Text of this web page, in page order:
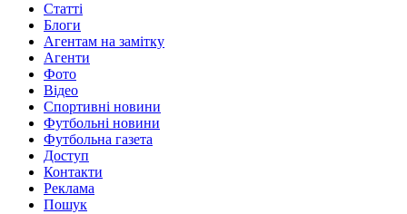
Статті
Блоги
Агентам на замітку
Агенти
Фото
Відео
Спортивні новини
Футбольні новини
Футбольна газета
Доступ
Контакти
Реклама
Пошук